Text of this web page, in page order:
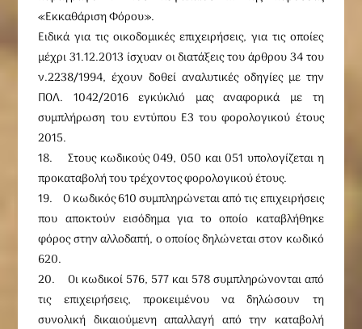
«Εκκαθάριση Φόρου».
Ειδικά για τις οικοδομικές επιχειρήσεις, για τις οποίες
μέχρι 31.12.2013 ίσχυαν οι διατάξεις του άρθρου 34 του
ν.2238/1994, έχουν δοθεί αναλυτικές οδηγίες με την
ΠΟΛ. 1042/2016 εγκύκλιό μας αναφορικά με τη
συμπλήρωση του εντύπου Ε3 του φορολογικού έτους
2015.
18. Στους κωδικούς 049, 050 και 051 υπολογίζεται η
προκαταβολή του τρέχοντος φορολογικού έτους.
19. Ο κωδικός 610 συμπληρώνεται από τις επιχειρήσεις
που αποκτούν εισόδημα για το οποίο καταβλήθηκε
φόρος στην αλλοδαπή, ο οποίος δηλώνεται στον κωδικό
620.
20. Οι κωδικοί 576, 577 και 578 συμπληρώνονται από
τις επιχειρήσεις, προκειμένου να δηλώσουν τη
συνολική δικαιούμενη απαλλαγή από την καταβολή